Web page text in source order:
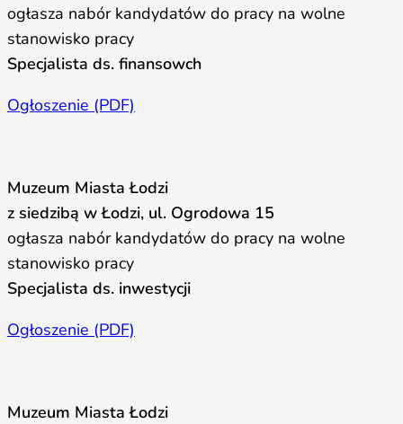
ogłasza nabór kandydatów do pracy na wolne
stanowisko pracy
Specjalista ds. finansowch
Ogłoszenie (PDF)
Muzeum Miasta Łodzi
z siedzibą w Łodzi, ul. Ogrodowa 15
ogłasza nabór kandydatów do pracy na wolne
stanowisko pracy
Specjalista ds. inwestycji
Ogłoszenie (PDF)
Muzeum Miasta Łodzi